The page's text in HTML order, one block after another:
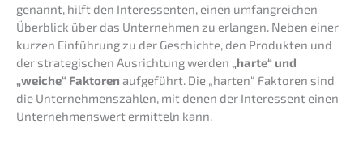
genannt, hilft den Inter­es­sen­ten, einen umfang­rei­chen
Überblick über das Unter­neh­men zu erlan­gen. Neben einer
kurzen Einfüh­rung zu der Geschich­te, den Produk­ten und
der strate­gi­schen Ausrich­tung werden „harte“ und
„weiche“ Fakto­ren aufge­führt. Die „harten“ Fakto­ren sind
die Unter­neh­mens­zah­len, mit denen der Inter­es­sent einen
Unter­neh­mens­wert ermit­teln kann.